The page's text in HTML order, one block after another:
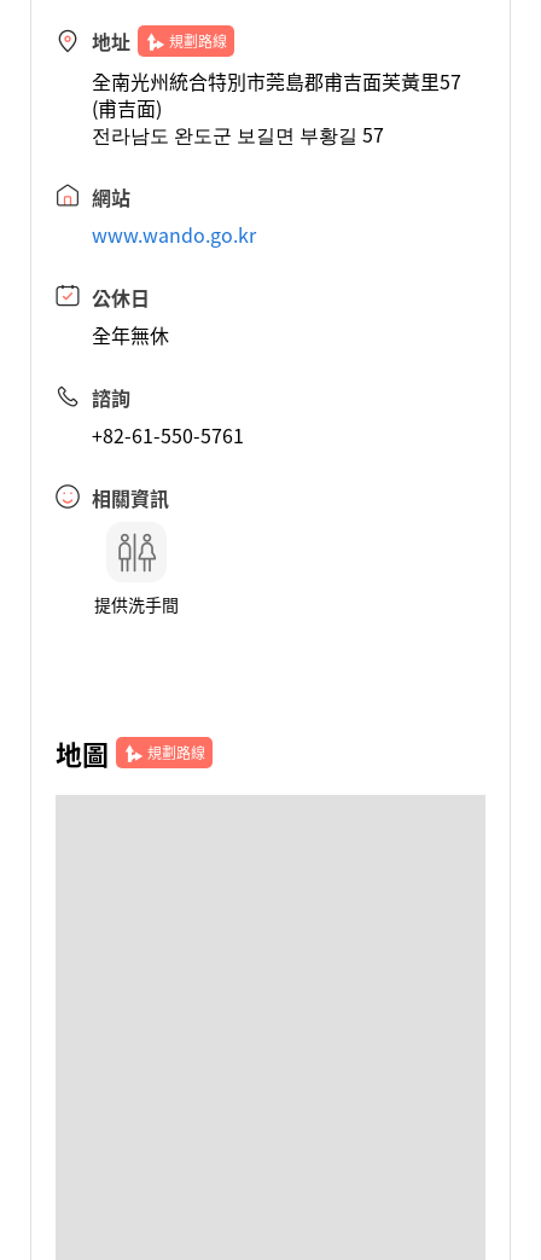
地址 規劃路線
全南光州統合特別市莞島郡甫吉面芙黃里57
(甫吉面)
전라남도 완도군 보길면 부황길 57
網站
www.wando.go.kr
公休日
全年無休
諮詢
+82-61-550-5761
相關資訊
提供洗手間
地圖 規劃路線